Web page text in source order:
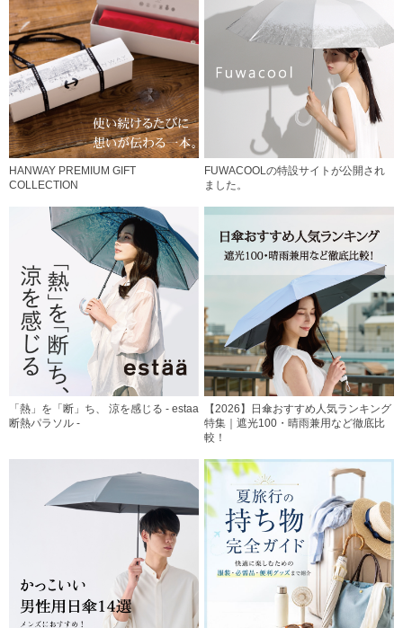
HANWAY PREMIUM GIFT
COLLECTION
FUWACOOLの特設サイトが公開され
ました。
「熱」を「断」ち、 涼を感じる - estaa
断熱パラソル -
【2026】日傘おすすめ人気ランキング
特集｜遮光100・晴雨兼用など徹底比
較！